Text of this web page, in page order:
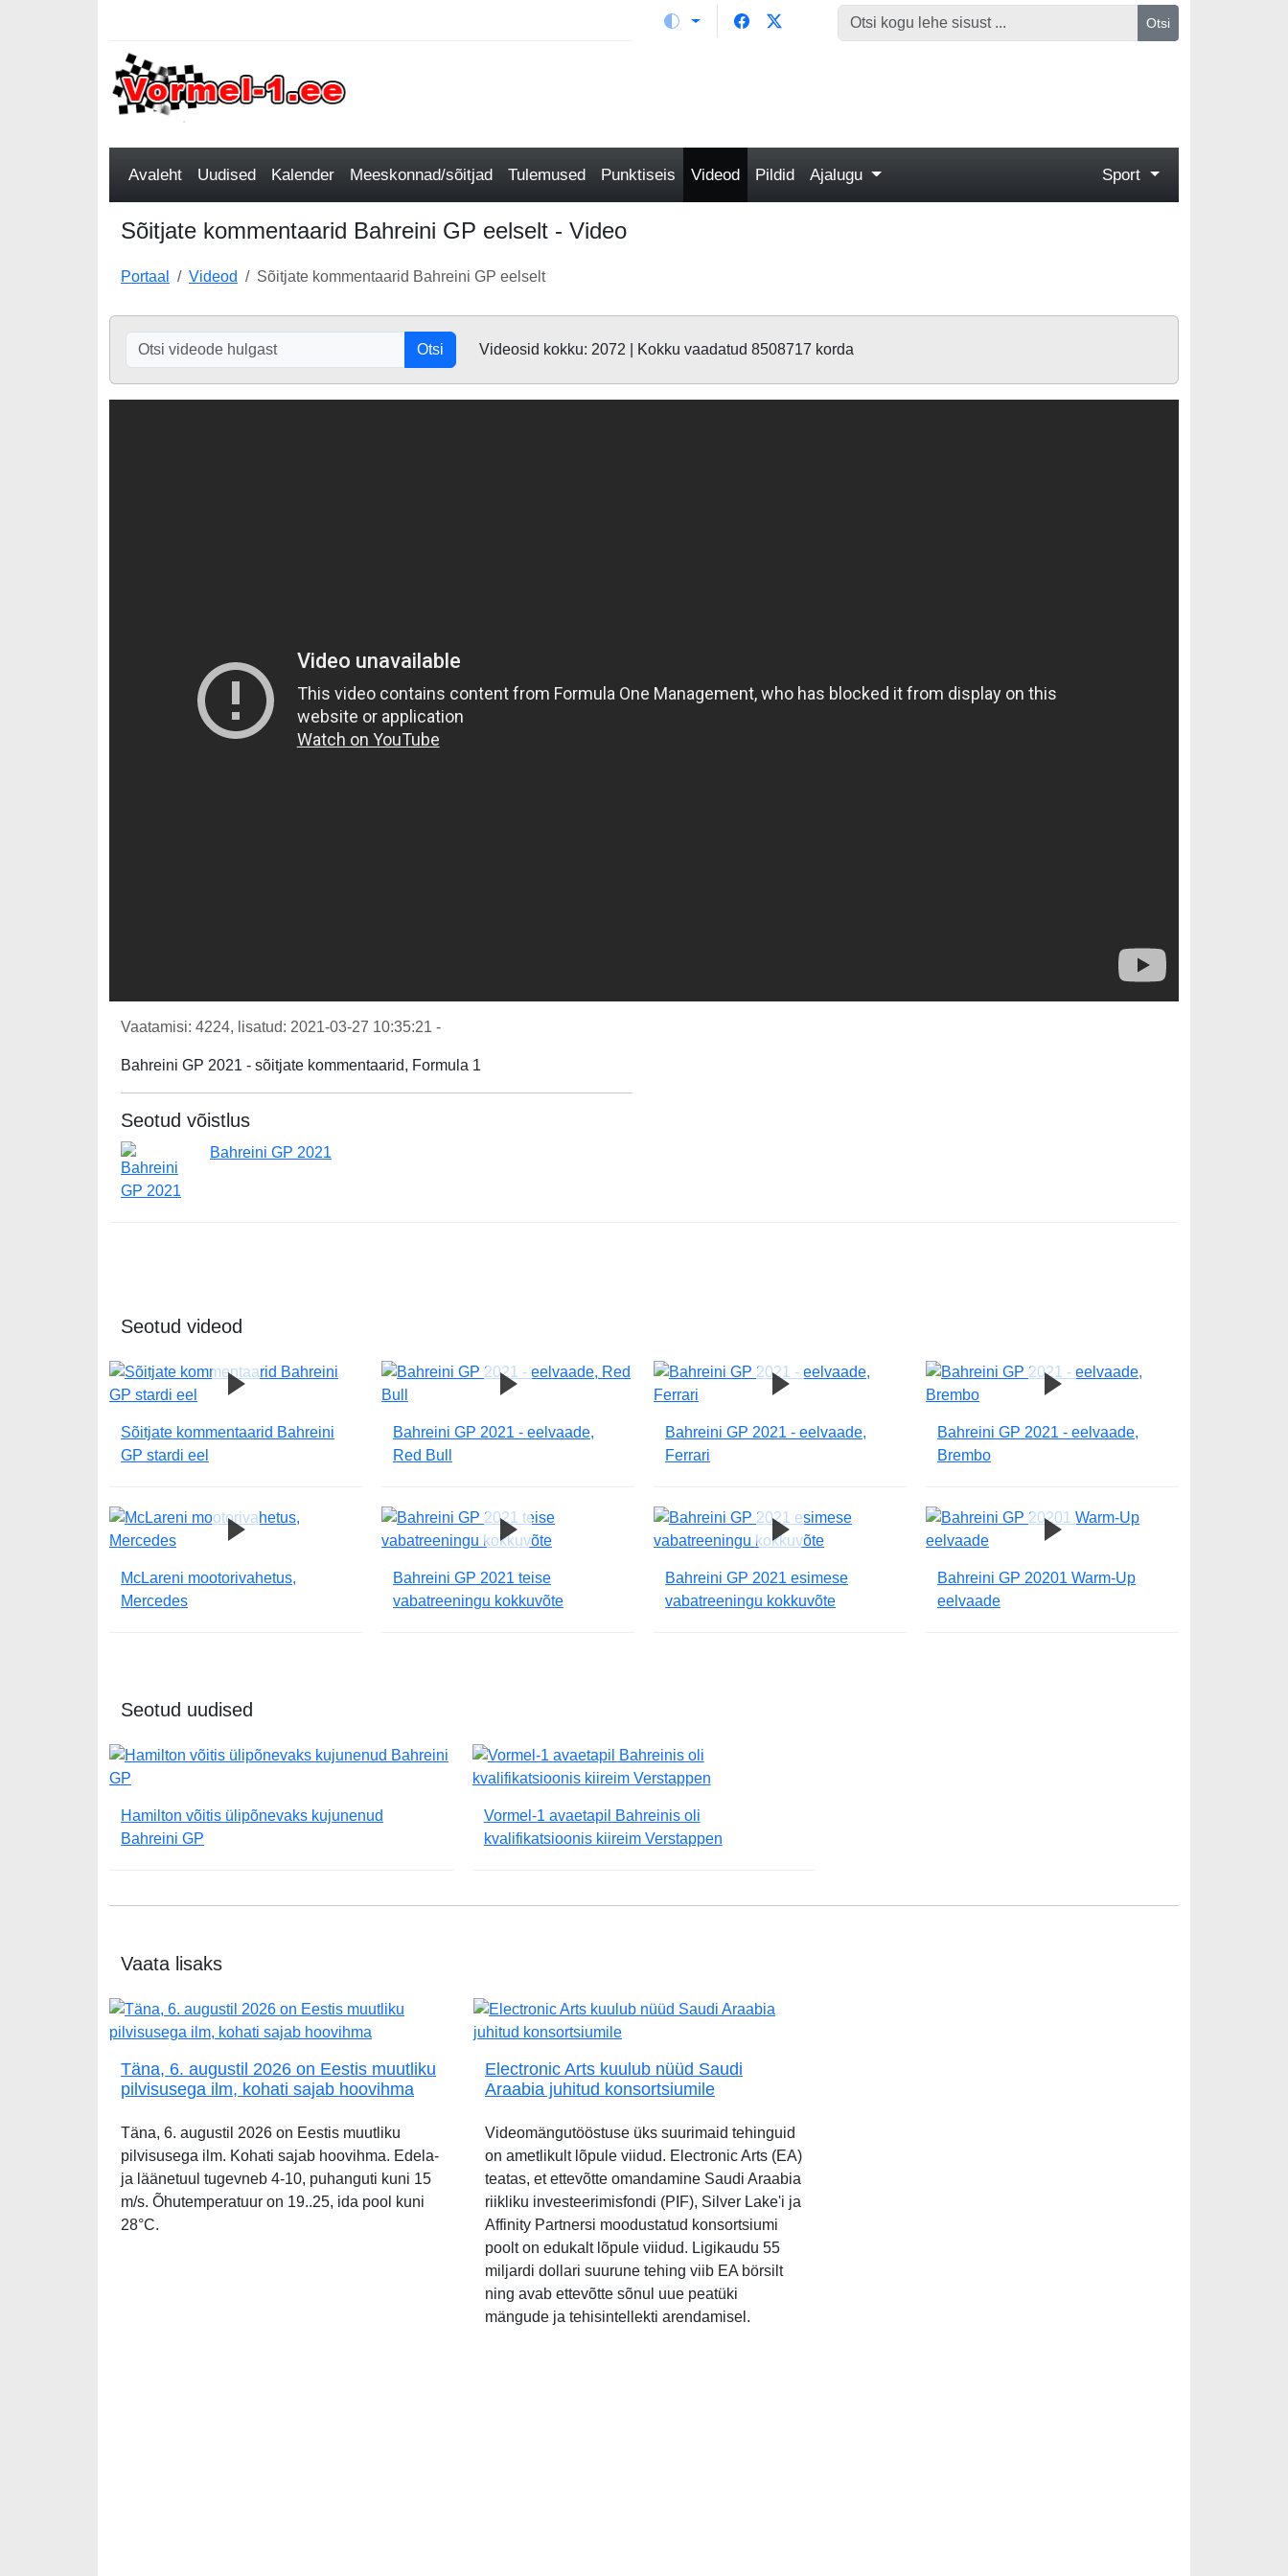
Otsi
Avaleht Uudised Kalender Meeskonnad/sõitjad Tulemused Punktiseis Videod Pildid Ajalugu Sport
Sõitjate kommentaarid Bahreini GP eelselt - Video
Portaal Videod Sõitjate kommentaarid Bahreini GP eelselt
Otsi Videosid kokku: 2072 | Kokku vaadatud 8508717 korda
Vaatamisi: 4224, lisatud: 2021-03-27 10:35:21 -
Bahreini GP 2021 - sõitjate kommentaarid, Formula 1
Seotud võistlus
Bahreini GP 2021
Seotud videod
Sõitjate kommentaarid Bahreini
GP stardi eel
Bahreini GP 2021 - eelvaade,
Red Bull
Bahreini GP 2021 - eelvaade,
Ferrari
Bahreini GP 2021 - eelvaade,
Brembo
McLareni mootorivahetus,
Mercedes
Bahreini GP 2021 teise
vabatreeningu kokkuvõte
Bahreini GP 2021 esimese
vabatreeningu kokkuvõte
Bahreini GP 20201 Warm-Up
eelvaade
Seotud uudised
Hamilton võitis ülipõnevaks kujunenud
Bahreini GP
Vormel-1 avaetapil Bahreinis oli
kvalifikatsioonis kiireim Verstappen
Vaata lisaks
Täna, 6. augustil 2026 on Eestis muutliku
pilvisusega ilm, kohati sajab hoovihma
Täna, 6. augustil 2026 on Eestis muutliku
pilvisusega ilm. Kohati sajab hoovihma. Edela-
ja läänetuul tugevneb 4-10, puhanguti kuni 15
m/s. Õhutemperatuur on 19..25, ida pool kuni
28°C.
Electronic Arts kuulub nüüd Saudi
Araabia juhitud konsortsiumile
Videomängutööstuse üks suurimaid tehinguid
on ametlikult lõpule viidud. Electronic Arts (EA)
teatas, et ettevõtte omandamine Saudi Araabia
riikliku investeerimisfondi (PIF), Silver Lake'i ja
Affinity Partnersi moodustatud konsortsiumi
poolt on edukalt lõpule viidud. Ligikaudu 55
miljardi dollari suurune tehing viib EA börsilt
ning avab ettevõtte sõnul uue peatüki
mängude ja tehisintellekti arendamisel.